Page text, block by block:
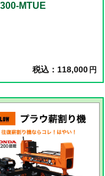
MTUE
税込：118,000 円